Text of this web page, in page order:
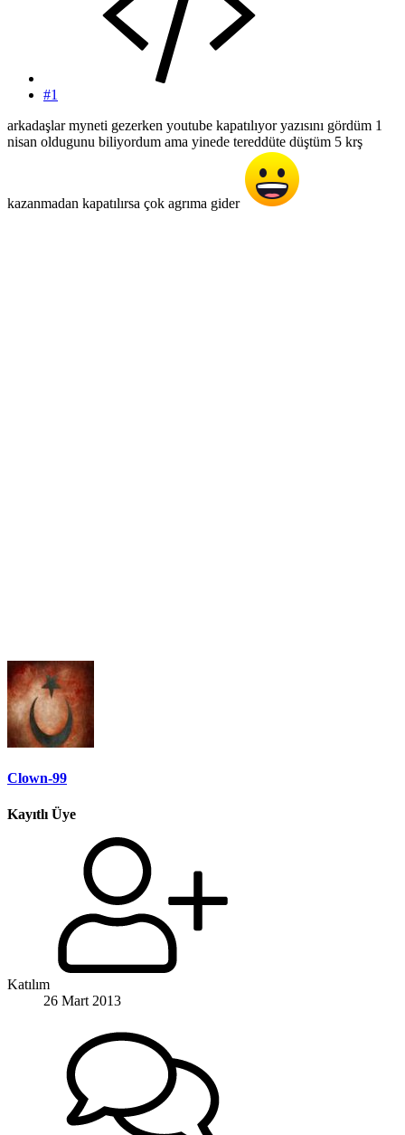
#1
arkadaşlar myneti gezerken youtube kapatılıyor yazısını gördüm 1
nisan oldugunu biliyordum ama yinede tereddüte düştüm 5 krş
kazanmadan kapatılırsa çok agrıma gider
Clown-99
Kayıtlı Üye
Katılım
26 Mart 2013